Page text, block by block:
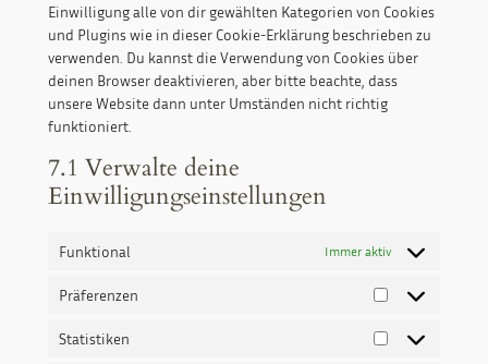
Einwilligung alle von dir gewählten Kategorien von Cookies
und Plugins wie in dieser Cookie-Erklärung beschrieben zu
verwenden. Du kannst die Verwendung von Cookies über
deinen Browser deaktivieren, aber bitte beachte, dass
unsere Website dann unter Umständen nicht richtig
funktioniert.
7.1 Verwalte deine
Einwilligungseinstellungen
Funktional Immer aktiv
Präferenzen
Präferenzen
Statistiken
Statistiken